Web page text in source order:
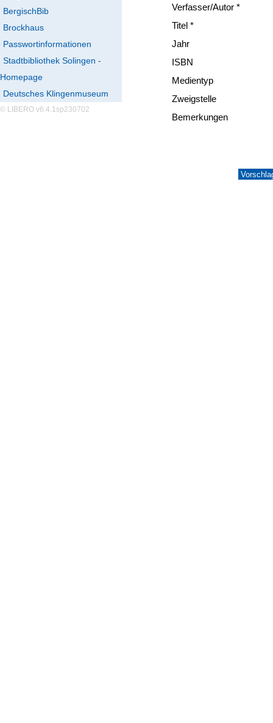
BergischBib
Brockhaus
Passwortinformationen
Stadtbibliothek Solingen -
Homepage
Deutsches Klingenmuseum
© LIBERO v6.4.1sp230702
Verfasser/Autor *
Titel *
Jahr
ISBN
Medientyp
Zweigstelle
Bemerkungen